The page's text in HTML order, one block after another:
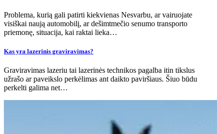
Problema, kurią gali patirti kiekvienas Nesvarbu, ar vairuojate
visiškai naują automobilį, ar dešimtmečio senumo transporto
priemonę, situacija, kai raktai lieka…
Kas yra lazerinis graviravimas?
Graviravimas lazeriu tai lazerinės technikos pagalba itin tikslus
užrašo ar paveikslo perkėlimas ant daikto paviršiaus. Šiuo būdu
perkelti galima net…